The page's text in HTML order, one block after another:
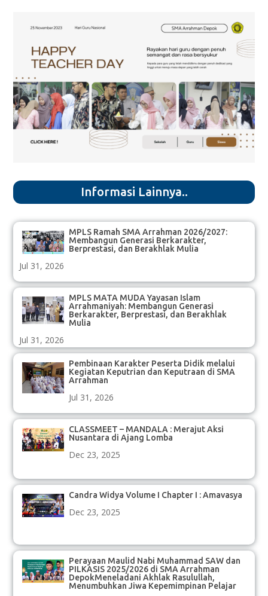
Informasi Lainnya..
MPLS Ramah SMA Arrahman 2026/2027:
Membangun Generasi Berkarakter,
Berprestasi, dan Berakhlak Mulia
Jul 31, 2026
MPLS MATA MUDA Yayasan Islam
Arrahmaniyah: Membangun Generasi
Berkarakter, Berprestasi, dan Berakhlak
Mulia
Jul 31, 2026
Pembinaan Karakter Peserta Didik melalui
Kegiatan Keputrian dan Keputraan di SMA
Arrahman
Jul 31, 2026
CLASSMEET – MANDALA : Merajut Aksi
Nusantara di Ajang Lomba
Dec 23, 2025
Candra Widya Volume I Chapter I : Amavasya
Dec 23, 2025
Perayaan Maulid Nabi Muhammad SAW dan
PILKASIS 2025/2026 di SMA Arrahman
DepokMeneladani Akhlak Rasulullah,
Menumbuhkan Jiwa Kepemimpinan Pelajar